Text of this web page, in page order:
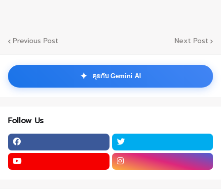
Previous Post Next Post
✦ คุยกับ Gemini AI
Follow Us